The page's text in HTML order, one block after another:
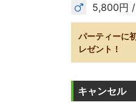
5,800円
パーティーに
レゼント！
キャンセル